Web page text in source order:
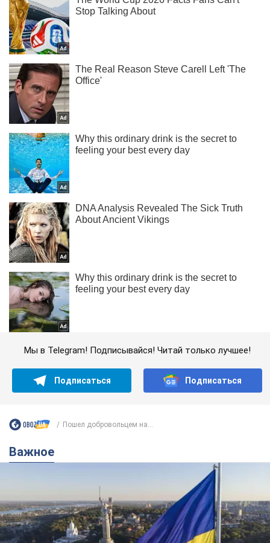
Мы в Telegram! Подписывайся! Читай только лучшее!
Подписаться Подписаться
Пошел добровольцем на...
Важное